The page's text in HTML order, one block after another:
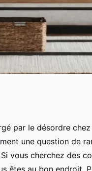
votre
par le désordre
une question de
Si vous cherchez des
êtes au bon endroit.